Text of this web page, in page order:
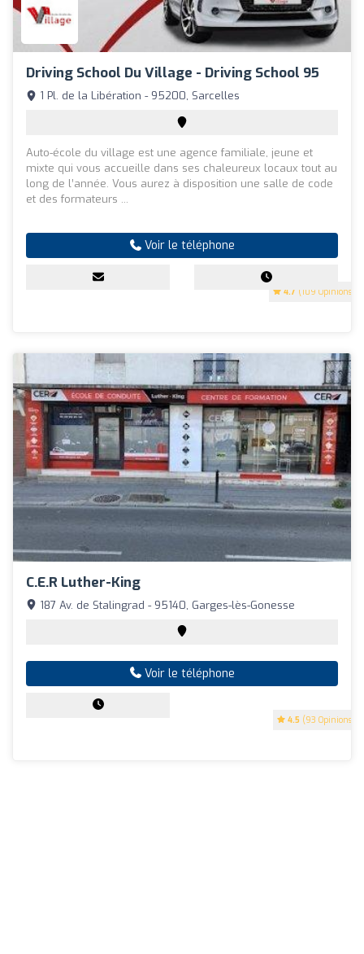
Driving School Du Village - Driving School 95
4.7 (109 Opinions)
1 Pl. de la Libération - 95200, Sarcelles
Auto-école du village est une agence familiale, jeune et
mixte qui vous accueille dans ses chaleureux locaux tout au
long de l’année. Vous aurez à disposition une salle de code
et des formateurs ...
Voir le téléphone
C.e.r Luther-King
4.5 (93 Opinions)
187 Av. de Stalingrad - 95140, Garges-lès-Gonesse
Voir le téléphone